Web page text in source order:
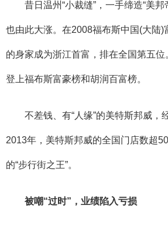
昔日温州“小裁缝”，一手缔造“美邦
也由此大涨。在2008福布斯中国(大陆)
的身家成为浙江首富，排在全国第五
登上福布斯富豪榜和胡润百富榜。
不差钱、有“人缘”的美特斯邦威，经
2013年，美特斯邦威的全国门店数超
的“步行街之王”。
被嘲“过时”，业绩陷入亏损